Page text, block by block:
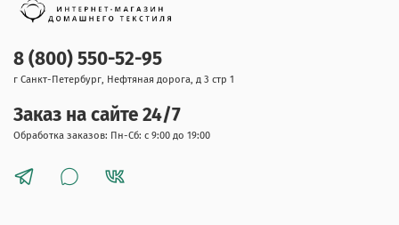
8 (800) 550-52-95
г Санкт-Петербург, Нефтяная дорога, д 3 стр 1
Заказ на сайте 24/7
Обработка заказов: Пн-Сб: с 9:00 до 19:00